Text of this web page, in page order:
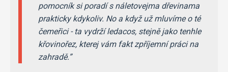
pomocník si poradí s náletovejma dřevinama
prakticky kdykoliv. No a když už mluvíme o té
čemeřici - ta vydrží ledacos, stejně jako tenhle
křovinořez, kterej vám fakt zpříjemní práci na
zahradě.